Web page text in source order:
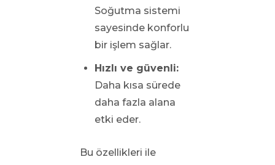
Soğutma sistemi
sayesinde konforlu
bir işlem sağlar.
Hızlı ve güvenli:
Daha kısa sürede
daha fazla alana
etki eder.
Bu özellikleri ile